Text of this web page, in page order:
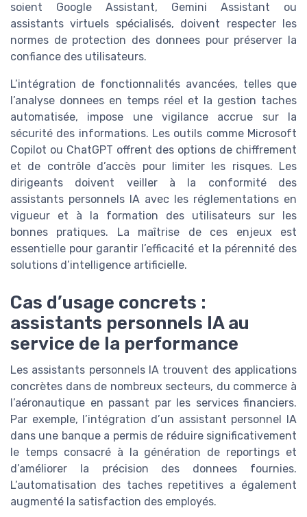
soient Google Assistant, Gemini Assistant ou
assistants virtuels spécialisés, doivent respecter les
normes de protection des donnees pour préserver la
confiance des utilisateurs.
L’intégration de fonctionnalités avancées, telles que
l’analyse donnees en temps réel et la gestion taches
automatisée, impose une vigilance accrue sur la
sécurité des informations. Les outils comme Microsoft
Copilot ou ChatGPT offrent des options de chiffrement
et de contrôle d’accès pour limiter les risques. Les
dirigeants doivent veiller à la conformité des
assistants personnels IA avec les réglementations en
vigueur et à la formation des utilisateurs sur les
bonnes pratiques. La maîtrise de ces enjeux est
essentielle pour garantir l’efficacité et la pérennité des
solutions d’intelligence artificielle.
Cas d’usage concrets :
assistants personnels IA au
service de la performance
Les assistants personnels IA trouvent des applications
concrètes dans de nombreux secteurs, du commerce à
l’aéronautique en passant par les services financiers.
Par exemple, l’intégration d’un assistant personnel IA
dans une banque a permis de réduire significativement
le temps consacré à la génération de reportings et
d’améliorer la précision des donnees fournies.
L’automatisation des taches repetitives a également
augmenté la satisfaction des employés.